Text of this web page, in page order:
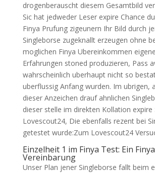
drogenberauscht diesem Gesamtbild
Sic hat jedweder Leser expire Chance
Finya Prufung zigeunern Ihr Bild durch
Singleborse zugeknallt erzeugen ohne
moglichen Finya Ubereinkommen
Erfahrungen stoned produzieren, Pass
wahrscheinlich uberhaupt nicht so
uberflussig Anfang wurden. Im ubrigen,
dieser Anzeichen drauf ahnlichen
dieser stelle im direkten Kollation expire
Lovescout24, Die ebenfalls rezent bei
getestet wurde:Zum Lovescout24
Einzelheit 1 im Finya Test: Ein Finya
Vereinbarung
Unser Plan jener Singleborse fallt beim